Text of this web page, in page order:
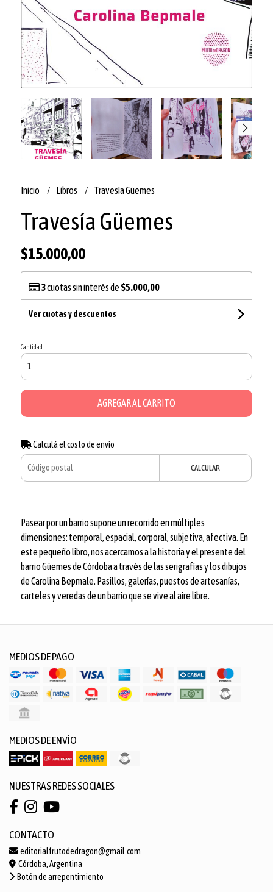
Inicio Libros Travesía Güemes
Travesía Güemes
$15.000,00
3cuotas sin interés de $5.000,00
Ver cuotas y descuentos
Cantidad
AGREGAR AL CARRITO
Calculá el costo de envío
CALCULAR
Pasear por un barrio supone un recorrido en múltiples
dimensiones: temporal, espacial, corporal, subjetiva, afectiva. En
este pequeño libro, nos acercamos a la historia y el presente del
barrio Güemes de Córdoba a través de las serigrafías y los dibujos
de Carolina Bepmale. Pasillos, galerías, puestos de artesanías,
carteles y veredas de un barrio que se vive al aire libre.
MEDIOS DE PAGO
MEDIOS DE ENVÍO
NUESTRAS REDES SOCIALES
CONTACTO
editorialfrutodedragon@gmail.com
Córdoba, Argentina
Botón de arrepentimiento